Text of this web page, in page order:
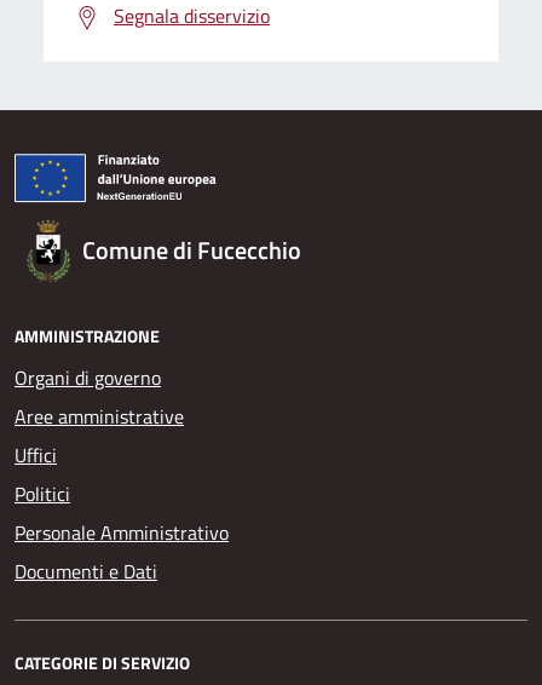
Segnala disservizio
Comune di Fucecchio
AMMINISTRAZIONE
Organi di governo
Aree amministrative
Uffici
Politici
Personale Amministrativo
Documenti e Dati
CATEGORIE DI SERVIZIO